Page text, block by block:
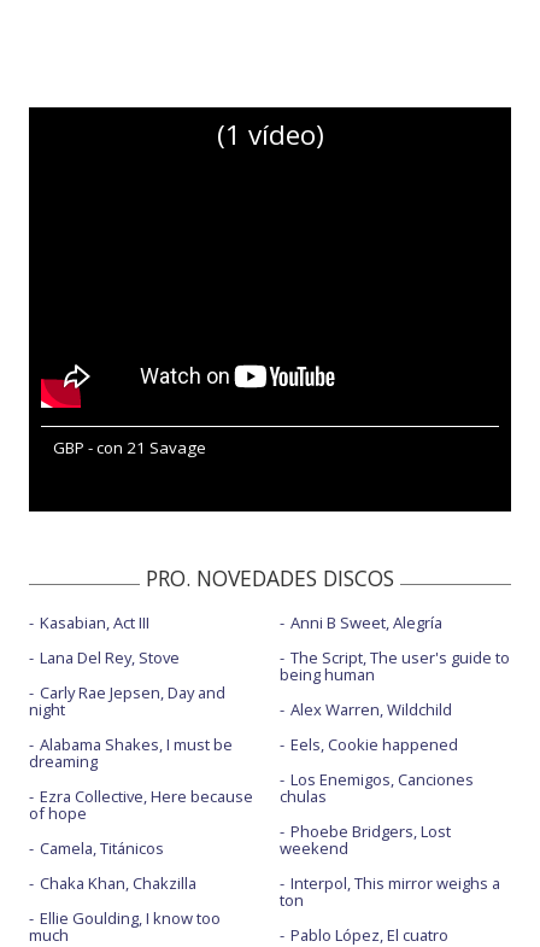
(1 vídeo)
GBP - con 21 Savage
PRO. NOVEDADES DISCOS
Kasabian, Act III
Lana Del Rey, Stove
Carly Rae Jepsen, Day and
night
Alabama Shakes, I must be
dreaming
Ezra Collective, Here because
of hope
Camela, Titánicos
Chaka Khan, Chakzilla
Ellie Goulding, I know too
much
Anni B Sweet, Alegría
The Script, The user's guide to
being human
Alex Warren, Wildchild
Eels, Cookie happened
Los Enemigos, Canciones
chulas
Phoebe Bridgers, Lost
weekend
Interpol, This mirror weighs a
ton
Pablo López, El cuatro